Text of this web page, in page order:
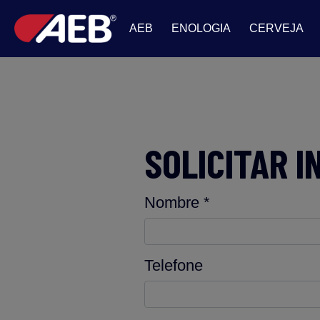
AEB ENOLOGIA CERVEJA
SOLICITAR
Nombre *
Telefone